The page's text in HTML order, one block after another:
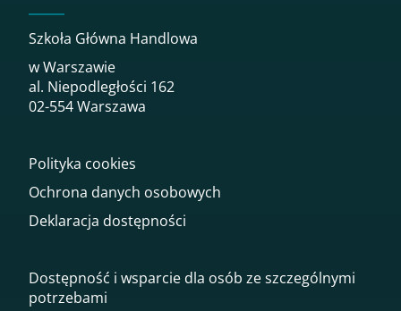
Szkoła Główna Handlowa
w Warszawie
al. Niepodległości 162
02-554 Warszawa
Polityka cookies
Ochrona danych osobowych
Deklaracja dostępności
Dostępność i wsparcie dla osób ze szczególnymi
potrzebami